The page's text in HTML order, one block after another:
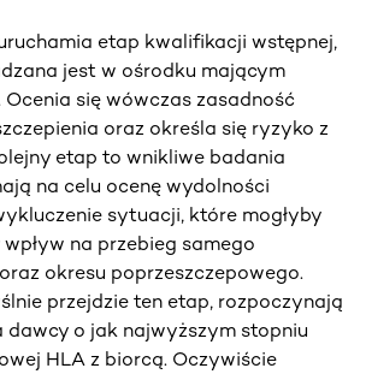
etap kwalifikacji wstępnej,
jest w ośrodku mającym
się wówczas zasadność
oraz określa się ryzyko z
etap to wnikliwe badania
na celu ocenę wydolności
sytuacji, które mogłyby
na przebieg samego
okresu poprzeszczepowego.
przejdzie ten etap, rozpoczynają
dawcy o jak najwyższym stopniu
HLA z biorcą. Oczywiście